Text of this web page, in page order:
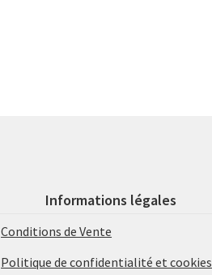
Informations légales
Conditions de Vente
Politique de confidentialité et cookies